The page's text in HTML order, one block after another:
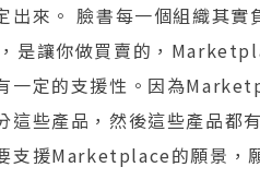
出來。 臉書每一個組織其
是讓你做買賣的，
一定的支援性。因為
這些產品，然後這些產品都
支援Marketplace的願景，